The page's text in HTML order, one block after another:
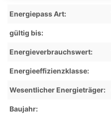
Energiepass Art
gültig bis
Energieverbrauchswert
Energieeffizienzklasse
Wesentlicher Energieträger
Baujahr